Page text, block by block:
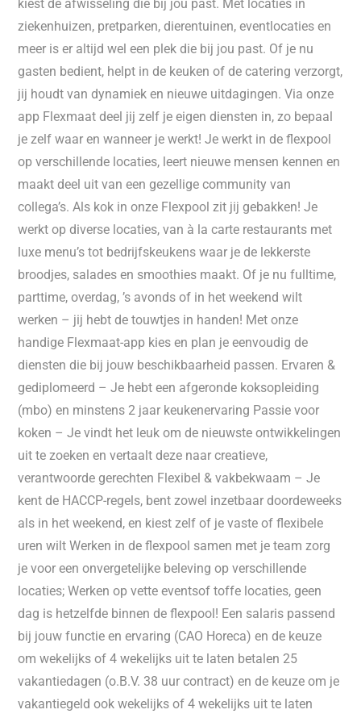
kiest de afwisseling die bij jou past. Met locaties in
ziekenhuizen, pretparken, dierentuinen, eventlocaties en
meer is er altijd wel een plek die bij jou past. Of je nu
gasten bedient, helpt in de keuken of de catering verzorgt,
jij houdt van dynamiek en nieuwe uitdagingen. Via onze
app Flexmaat deel jij zelf je eigen diensten in, zo bepaal
je zelf waar en wanneer je werkt! Je werkt in de flexpool
op verschillende locaties, leert nieuwe mensen kennen en
maakt deel uit van een gezellige community van
collega’s. Als kok in onze Flexpool zit jij gebakken! Je
werkt op diverse locaties, van à la carte restaurants met
luxe menu’s tot bedrijfskeukens waar je de lekkerste
broodjes, salades en smoothies maakt. Of je nu fulltime,
parttime, overdag, ’s avonds of in het weekend wilt
werken – jij hebt de touwtjes in handen! Met onze
handige Flexmaat-app kies en plan je eenvoudig de
diensten die bij jouw beschikbaarheid passen. Ervaren &
gediplomeerd – Je hebt een afgeronde koksopleiding
(mbo) en minstens 2 jaar keukenervaring Passie voor
koken – Je vindt het leuk om de nieuwste ontwikkelingen
uit te zoeken en vertaalt deze naar creatieve,
verantwoorde gerechten Flexibel & vakbekwaam – Je
kent de HACCP-regels, bent zowel inzetbaar doordeweeks
als in het weekend, en kiest zelf of je vaste of flexibele
uren wilt Werken in de flexpool samen met je team zorg
je voor een onvergetelijke beleving op verschillende
locaties; Werken op vette eventsof toffe locaties, geen
dag is hetzelfde binnen de flexpool! Een salaris passend
bij jouw functie en ervaring (CAO Horeca) en de keuze
om wekelijks of 4 wekelijks uit te laten betalen 25
vakantiedagen (o.B.V. 38 uur contract) en de keuze om je
vakantiegeld ook wekelijks of 4 wekelijks uit te laten